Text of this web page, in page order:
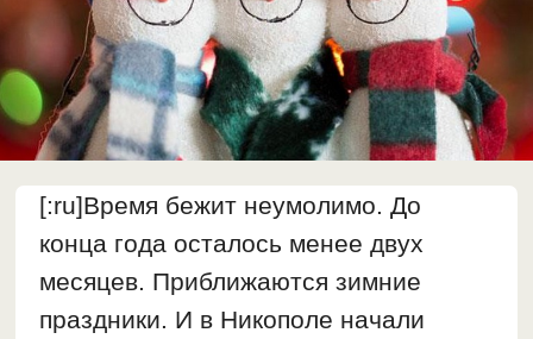
[:ru]Время бежит неумолимо. До
конца года осталось менее двух
месяцев. Приближаются зимние
праздники. И в Никополе начали